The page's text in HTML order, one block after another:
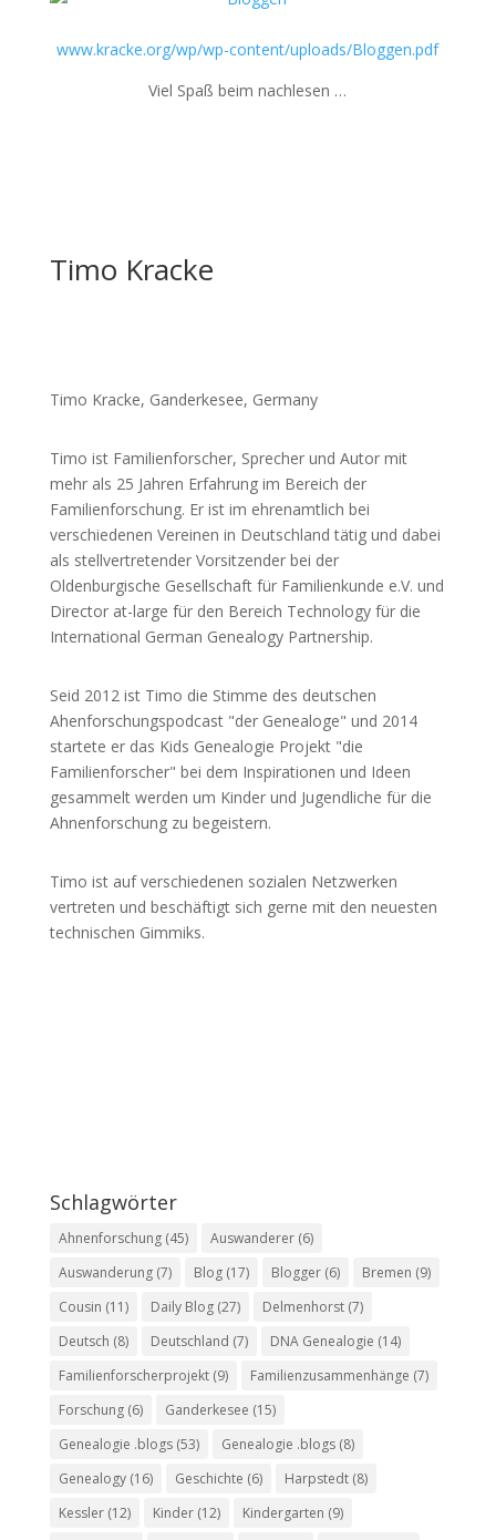
www.kracke.org/wp/wp-content/uploads/Bloggen.pdf
Viel Spaß beim nachlesen …
Timo Kracke
Timo Kracke, Ganderkesee, Germany
Timo ist Familienforscher, Sprecher und Autor mit
mehr als 25 Jahren Erfahrung im Bereich der
Familienforschung. Er ist im ehrenamtlich bei
verschiedenen Vereinen in Deutschland tätig und dabei
als stellvertretender Vorsitzender bei der
Oldenburgische Gesellschaft für Familienkunde e.V. und
Director at-large für den Bereich Technology für die
International German Genealogy Partnership.
Seid 2012 ist Timo die Stimme des deutschen
Ahenforschungspodcast "der Genealoge" und 2014
startete er das Kids Genealogie Projekt "die
Familienforscher" bei dem Inspirationen und Ideen
gesammelt werden um Kinder und Jugendliche für die
Ahnenforschung zu begeistern.
Timo ist auf verschiedenen sozialen Netzwerken
vertreten und beschäftigt sich gerne mit den neuesten
technischen Gimmiks.
Schlagwörter
Ahnenforschung(45) Auswanderer(6)
Auswanderung(7) Blog(17) Blogger(6) Bremen (9)
Cousin (11) Daily Blog(27) Delmenhorst(7)
Deutsch (8) Deutschland (7) DNA Genealogie (14)
Familienforscherprojekt(9) Familienzusammenhänge (7)
Forschung(6) Ganderkesee (15)
Genealogie .blogs(53) Genealogie .blogs(8)
Genealogy(16) Geschichte (6) Harpstedt(8)
Kessler(12) Kinder(12) Kindergarten (9)